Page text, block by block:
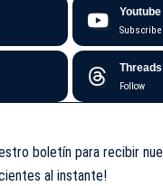
Youtube
Subscribe
Threads
Follow
boletín para recibir
al instante!